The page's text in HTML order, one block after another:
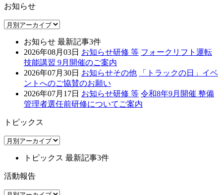
お知らせ
お知らせ 最新記事3件
2026年08月03日 お知らせ研修 等 フォークリフト運転
技能講習 9月開催のご案内
2026年07月30日 お知らせその他
「トラックの日」イベ
ントへのご協賛のお願い
2026年07月17日 お知らせ研修 等 令和8年9月開催 整備
管理者選任前研修についてご案内
トピックス
トピックス 最新記事3件
活動報告